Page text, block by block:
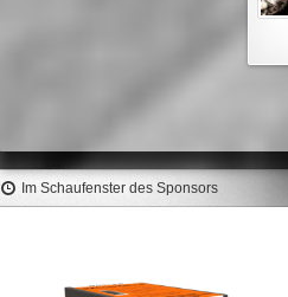
Im Schaufenster des Sponsors